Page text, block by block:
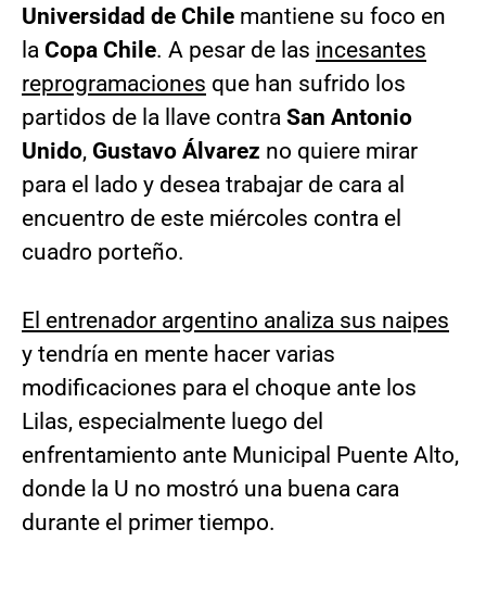
Universidad de Chile mantiene su foco en
la Copa Chile. A pesar de las incesantes
reprogramaciones que han sufrido los
partidos de la llave contra San Antonio
Unido, Gustavo Álvarez no quiere mirar
para el lado y desea trabajar de cara al
encuentro de este miércoles contra el
cuadro porteño.
El entrenador argentino analiza sus naipes
y tendría en mente hacer varias
modificaciones para el choque ante los
Lilas, especialmente luego del
enfrentamiento ante Municipal Puente Alto,
donde la U no mostró una buena cara
durante el primer tiempo.